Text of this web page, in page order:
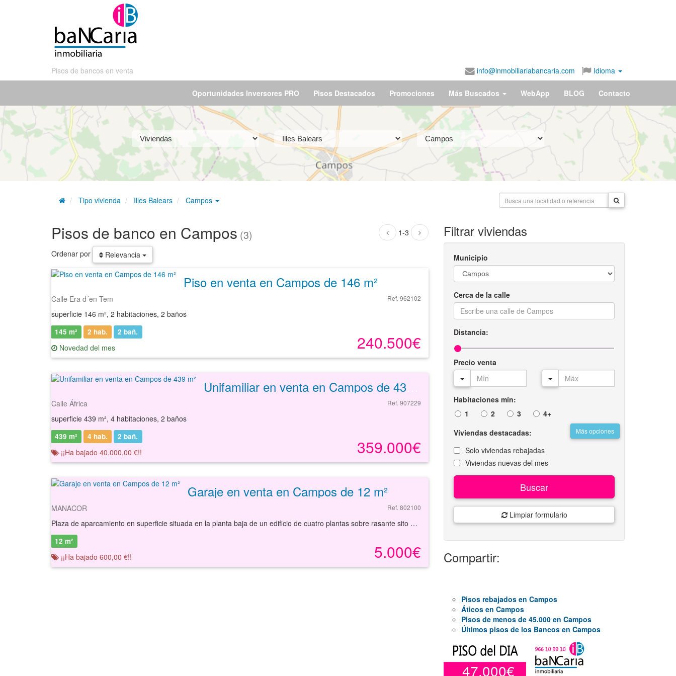
Pisos de bancos en venta info@inmobiliariabancaria.com Idioma
Oportunidades Inversores PRO Pisos Destacados Promociones Más Buscados WebApp BLOG Contacto
Tipo vivienda Illes Balears Campos
1-3
Pisos de banco en Campos (3)
Ordenar por Relevancia
Piso en venta en Campos de 146 m²
Calle Era d´en Tem Ref. 962102
superficie 146 m², 2 habitaciones, 2 baños
240.500€
145 m² 2 hab. 2 bañ.
Novedad del mes
Calle África Ref. 907229
superficie 439 m², 4 habitaciones, 2 baños
359.000€
439 m² 4 hab. 2 bañ.
¡¡Ha bajado 40.000,00 €!!
Garaje en venta en Campos de 12 m²
MANACOR Ref. 802100
Plaza de aparcamiento en superficie situada en la planta baja de un edificio de cuatro plantas sobre rasante sito en el municipio de Campos en la provincia de Baleares. Tiene una superficie aproximada de 12,15 m² y su acceso es por puerta de aluminio y de apertura manual. Se encuentra en un edificio de cuatro plantas sobre rasante compuesto por seis viviendas plurifamiliares, un local, siete plazas de aparcamiento en superficie y seis trasteros en planta cubierta. Se localiza en un entorno urbano central en viviendas de primera residencia de similares características. Dispone de equipamiento suficiente en el entorno como: comercial, restaurantes y jardines, entre otros. Cuenta con buenas comunicaciones mediante autobuses de la localidad y servicio de taxi.
5.000€
12 m²
¡¡Ha bajado 600,00 €!!
Filtrar viviendas
Municipio
Cerca de la calle
Distancia:
Precio venta
Habitaciones mín:
1
2 3 4+
Más opciones
Viviendas destacadas:
Solo viviendas rebajadas
Viviendas nuevas del mes
Buscar
Limpiar formulario
Compartir:
Pisos rebajados en Campos
Áticos en Campos
Pisos de menos de 45.000 en Campos
Últimos pisos de los Bancos en Campos
47.000€